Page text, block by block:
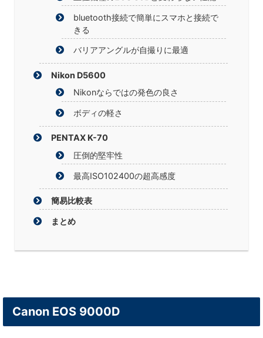
bluetooth接続で簡単にスマホと接続で
きる
バリアアングルが自撮りに最適
Nikon D5600
Nikonならではの発色の良さ
ボディの軽さ
PENTAX K-70
圧倒的堅牢性
最高ISO102400の超高感度
簡易比較表
まとめ
Canon EOS 9000D